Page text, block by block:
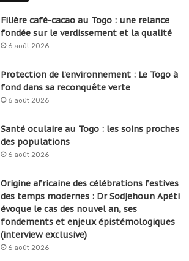
Filière café-cacao au Togo : une relance
fondée sur le verdissement et la qualité
6 août 2026
Protection de l’environnement : Le Togo à
fond dans sa reconquête verte
6 août 2026
Santé oculaire au Togo : les soins proches
des populations
6 août 2026
Origine africaine des célébrations festives
des temps modernes : Dr Sodjehoun Apéti
évoque le cas des nouvel an, ses
fondements et enjeux épistémologiques
(interview exclusive)
6 août 2026